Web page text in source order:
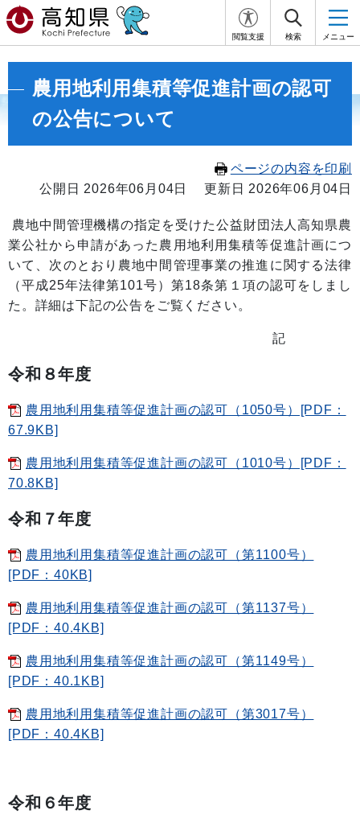
閲覧支援 検索 メニュー
農用地利用集積等促進計画の認可
の公告について
ページの内容を印刷
公開日 2026年06月04日
更新日 2026年06月04日
農地中間管理機構の指定を受けた公益財団法人高知県農
業公社から申請があった農用地利用集積等促進計画につ
いて、次のとおり農地中間管理事業の推進に関する法律
（平成25年法律第101号）第18条第１項の認可をしまし
た。詳細は下記の公告をご覧ください。
記
令和８年度
農用地利用集積等促進計画の認可（1050号）[PDF：
67.9KB]
農用地利用集積等促進計画の認可（1010号）[PDF：
70.8KB]
令和７年度
農用地利用集積等促進計画の認可（第1100号）
[PDF：40KB]
農用地利用集積等促進計画の認可（第1137号）
[PDF：40.4KB]
農用地利用集積等促進計画の認可（第1149号）
[PDF：40.1KB]
農用地利用集積等促進計画の認可（第3017号）
[PDF：40.4KB]
令和６年度